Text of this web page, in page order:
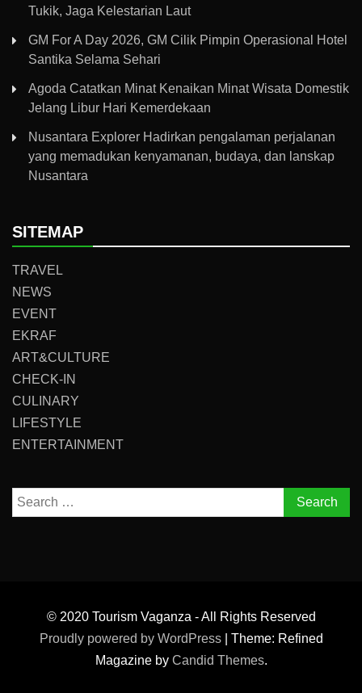
Tukik, Jaga Kelestarian Laut
GM For A Day 2026, GM Cilik Pimpin Operasional Hotel
Santika Selama Sehari
Agoda Catatkan Minat Kenaikan Minat Wisata Domestik
Jelang Libur Hari Kemerdekaan
Nusantara Explorer Hadirkan pengalaman perjalanan
yang memadukan kenyamanan, budaya, dan lanskap
Nusantara
SITEMAP
TRAVEL
NEWS
EVENT
EKRAF
ART&CULTURE
CHECK-IN
CULINARY
LIFESTYLE
ENTERTAINMENT
Search
for:
© 2020 Tourism Vaganza - All Rights Reserved
Proudly powered by WordPress
Theme: Refined
Magazine by Candid Themes.